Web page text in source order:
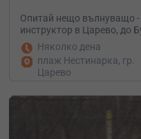
Опитай нещо вълнуващо -
инструктор в Царево, до
Няколко дена
плаж Нестинарка, гр.
Царево